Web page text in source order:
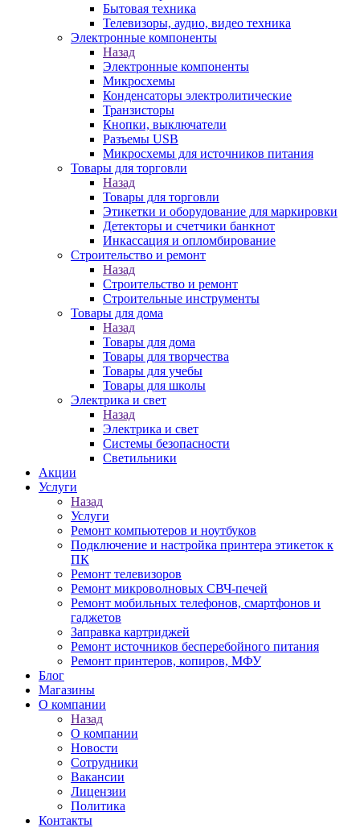
Бытовая техника
Телевизоры, аудио, видео техника
Электронные компоненты
Назад
Электронные компоненты
Микросхемы
Конденсаторы электролитические
Транзисторы
Кнопки, выключатели
Разъемы USB
Микросхемы для источников питания
Товары для торговли
Назад
Товары для торговли
Этикетки и оборудование для маркировки
Детекторы и счетчики банкнот
Инкассация и опломбирование
Строительство и ремонт
Назад
Строительство и ремонт
Строительные инструменты
Товары для дома
Назад
Товары для дома
Товары для творчества
Товары для учебы
Товары для школы
Электрика и свет
Назад
Электрика и свет
Системы безопасности
Светильники
Акции
Услуги
Назад
Услуги
Ремонт компьютеров и ноутбуков
Подключение и настройка принтера этикеток к
ПК
Ремонт телевизоров
Ремонт микроволновых СВЧ-печей
Ремонт мобильных телефонов, смартфонов и
гаджетов
Заправка картриджей
Ремонт источников бесперебойного питания
Ремонт принтеров, копиров, МФУ
Блог
Магазины
О компании
Назад
О компании
Новости
Сотрудники
Вакансии
Лицензии
Политика
Контакты